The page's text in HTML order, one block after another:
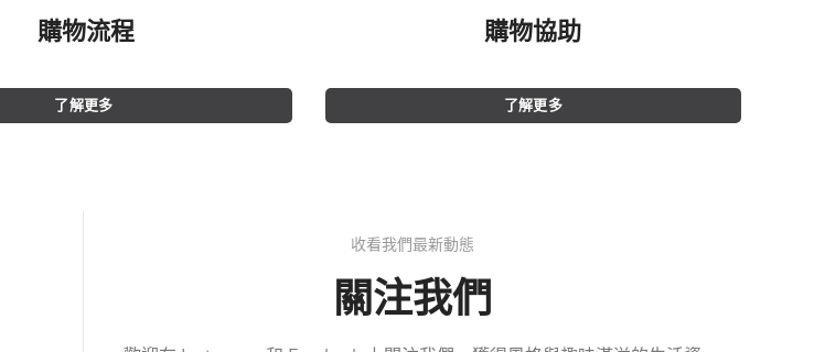
購物流程
了解更多
購物協助
了解更多
收看我們最新動態
關注我們